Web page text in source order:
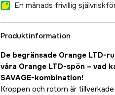
En månads frivillig
Produktinformation
De begränsade Orange LTD-
våra Orange LTD-spön – vad
SAVAGE-kombination!
Kroppen och rotorn är